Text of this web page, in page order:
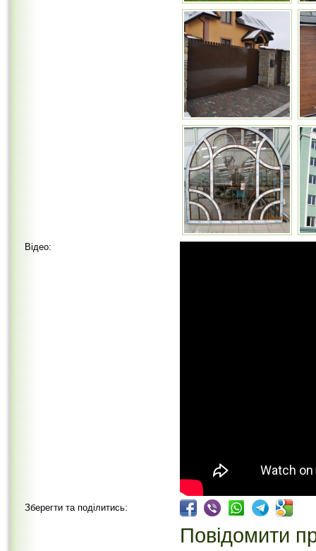
Відео:
Зберегти та поділитись:
Повідомити